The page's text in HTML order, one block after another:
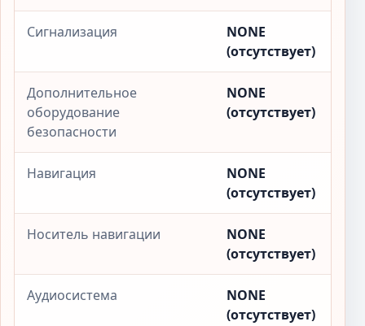
Сигнализация
NONE
(отсутствует)
Дополнительное
оборудование
безопасности
NONE
(отсутствует)
Навигация
NONE
(отсутствует)
Носитель навигации
NONE
(отсутствует)
Аудиосистема
NONE
(отсутствует)